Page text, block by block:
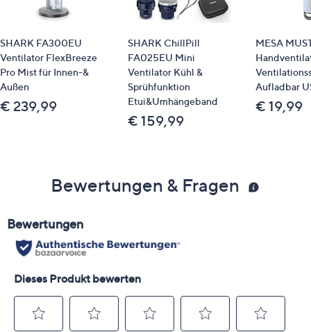
SHARK FA300EU
Ventilator FlexBreeze
Pro Mist für Innen-&
Außen
€ 239,99
SHARK ChillPill
FA025EU Mini
Ventilator Kühl &
Sprühfunktion
Etui&Umhängeband
€ 159,99
MESA
Aufladbar
€ 19,99
Bewertungen & Fragen